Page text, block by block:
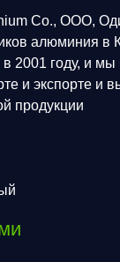
Co., ООО,
алюминия в
2001 году, и
и экспорте и
продукции